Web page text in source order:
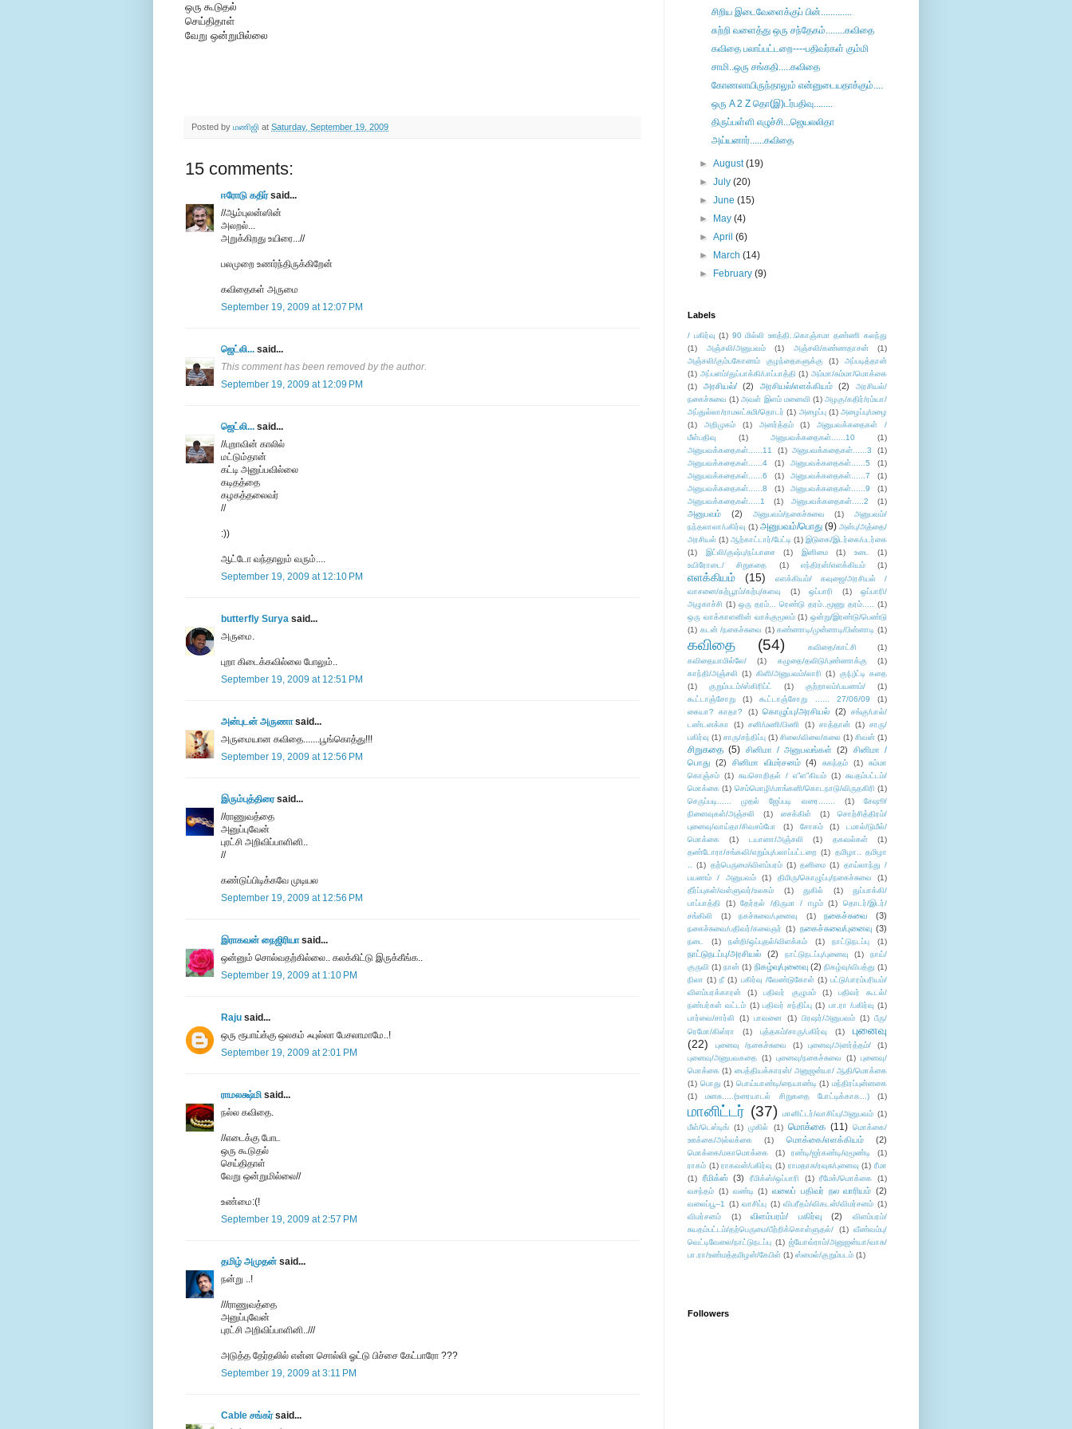
ஒரு கூடுதல்
செய்திதாள்
வேறு ஒன்றுமில்லை
Posted by மணிஜி at Saturday, September 19, 2009
15 comments:
ஈரோடு கதிர்said...
//ஆம்புலன்ஸின்
அலறல்...
அறுக்கிறது உயிரை...//
பலமுறை உணர்ந்திருக்கிறேன்
கவிதைகள் அருமை
September 19, 2009 at 12:07 PM
ஜெட்லி... said...
This comment has been removed by the author.
September 19, 2009 at 12:09 PM
ஜெட்லி... said...
//புறாவின் காலில்
மட்டும்தான்
கட்டி அனுப்பவில்லை
கடிதத்தை
கழகத்தலைவர்
//
:))
ஆட்டோ வந்தாலும் வரும்....
September 19, 2009 at 12:10 PM
butterfly Surya said...
அருமை.
புறா கிடைக்கவில்லை போலும்..
September 19, 2009 at 12:51 PM
அன்புடன் அருணாsaid...
அருமையான கவிதை.......பூங்கொத்து!!!
September 19, 2009 at 12:56 PM
இரும்புத்திரைsaid...
//ராணுவத்தை
அனுப்புவேன்
புரட்சி அறிவிப்பாளினி..
//
கண்டுப்பிடிக்கவே முடியல
September 19, 2009 at 12:56 PM
இராகவன் நைஜிரியாsaid...
ஒன்னும் சொல்வதற்கில்லை.. கலக்கிட்டு இருக்கீங்க..
September 19, 2009 at 1:10 PM
Raju said...
ஒரு ரூபாய்க்கு ஒலகம் ஃபுல்லா பேசலாமாமே..!
September 19, 2009 at 2:01 PM
ராமலக்ஷ்மி said...
நல்ல கவிதை.
//எடைக்கு போட
ஒரு கூடுதல்
செய்திதாள்
வேறு ஒன்றுமில்லை//
உண்மை:(!
September 19, 2009 at 2:57 PM
தமிழ் அமுதன் said...
நன்று ..!
///ராணுவத்தை
அனுப்புவேன்
புரட்சி அறிவிப்பாளினி..///
அடுத்த தேர்தலில் என்ன சொல்லி ஓட்டு பிச்சை கேட்பாரோ ???
September 19, 2009 at 3:11 PM
Cable சங்கர்said...
சிறிய இடைவேளைக்குப் பின்.............
சுற்றி வளைத்து ஒரு சந்தேகம்........கவிதை
கவிதை பலாப்பட்டறை----பதிவர்கள் கும்மி
சாமி..ஒரு சங்கதி.....கவிதை
கோணலாயிருந்தாலும் என்னுடையதாக்கும்....
ஒரு A 2 Z தொ(இ)டர்பதிவு........
திருப்பள்ளி எழுச்சி...ஜெயலலிதா
அய்யனார்......கவிதை
►August(19)
►July(20)
►June(15)
►
May(4)
►April(6)
►
March(14)
►
February(9)
Labels
/ பகிர்வு (1) 90 மில்லி ஊத்தி..கொஞ்சமா தண்ணி கலந்து
(1)
அஞ்சலி/அனுபவம் (1) அஞ்சலி/கண்ணதாசன்
(1)
அஞ்சலி/கும்பகோணம் குழந்தைகளுக்கு
(1)
அப்படித்தான்
(1) அப்பளம்/துப்பாக்கி/பாப்பாத்தி (1) அம்மா/சும்மா/மொக்கை
(1)
அரசியல்/ (2) அரசியல்/எளக்கியம் (2)
அரசியல்/
நகைச்சுவை (1) அவள் இளம் மனைவி (1) அழகு/கதிர்/ரம்யா/
அப்துல்லா/ராமலட்சுமி/தொடர் (1) அழைப்பு (1) அழைப்பு/மழை
(1)
அறிமுகம் (1) அனர்த்தம் (1)
அனுபவக்கதைகள் /
மீள்பதிவு
(1) அனுபவக்கதைகள்......10
(1)
அனுபவக்கதைகள்......11
(1) அனுபவக்கதைகள்......3
(1)
அனுபவக்கதைகள்......4
(1) அனுபவக்கதைகள்......5
(1)
அனுபவக்கதைகள்......6
(1) அனுபவக்கதைகள்......7
(1)
அனுபவக்கதைகள்......8
(1) அனுபவக்கதைகள்......9
(1)
அனுபவக்கதைகள்.....1
(1) அனுபவக்கதைகள்.....2 (1)
அனுபவம் (2) அனுபவம்/நகைச்சுவை (1)
அனுபவம்/
நந்தலாலா/பகிர்வு (1) அனுபவம்/பொது (9) அன்பு/அத்தை/
அரசியல் (1) ஆற்காட்டார்/பேட்டி (1) இடுகை/இடர்கை/படர்கை
(1)
இட்லி/குஷ்பு/நப்பாசை (1) இனிமை (1) உடை
(1)
உயிரோடை/ சிறுகதை
(1) எந்திரன்/எளக்கியம் (1)
எளக்கியம் (15)
எளக்கியம்/ கவுஜை/அரசியல் /
வாசனை/கற்பூரம்/கற்பு/களவு
(1) ஒப்பாரி (1)
ஒப்பாரி/
அழுகாச்சி (1) ஒரு தரம்... ரெண்டு தரம்..மூணு தரம்..... (1)
ஒரு வாக்காளனின் வாக்குமூலம் (1) ஒன்று/இரண்டு/பெண்டு
(1) கடன் /நகைச்சுவை (1) கண்ணாடி/முன்னாடி/பின்னாடி (1)
கவிதை (54) கவிதை/காட்சி
(1)
கவிதையாமில்லே/
(1) கழுதை/தவிடு/புண்ணாக்கு
(1)
காந்தி/அஞ்சலி (1) கிளி/அனுபவம்/லாரி (1) கு(பு)ட்டி கதை
(1)
குறும்படம்/ஸ்கிரிப்ட் (1) குற்றாலம்/பயணம்/
(1)
கூட்டாஞ்சோறு
(1) கூட்டாஞ்சோறு ...... 27/06/09
(1)
கையா? காதா?
(1) கொழுப்பு/அரசியல் (2)
சங்கு/பால்/
டண்டனக்கா
(1) சனி/மணி/பிணி (1) சாத்தான் (1) சாரு/
பகிர்வு (1) சாரு/சந்திப்பு (1) சிலை/விலை/கலை (1) சிவன் (1)
சிறுகதை (5) சினிமா / அனுபவங்கள் (2)
சினிமா /
பொது (2) சினிமா விமர்சனம் (4) சுகந்தம் (1)
சும்மா
கொஞ்சம் (1) சுயசொறிதல் / எ”ள”கியம் (1) சுயதம்பட்டம்/
மொக்கை (1) செம்மொழி/மாங்கனி/கொடநாடு/விருதகிரி (1)
செருப்படி...... முதல் ஜேப்படி வரை.......
(1)
சேஷூ/
நினைவுகள்/அஞ்சலி
(1) சைக்கிள் (1)
சொற்சித்திரம்/
புனைவு/வாய்தா/சிவசம்போ
(1) சோகம் (1)
டமால்/டுமீல்/
மொக்கை
(1) டயானா/அஞ்சலி (1) தகவல்கள்
(1)
தண்டோரா/சங்கவி/எறும்பு/பலாப்பட்டறை (1) தமிழா.. தமிழா
.. (1) தற்பெருமை/விளம்பரம் (1) தனிமை (1) தாய்லாந்து /
பயணம் / அனுபவம்
(1) திமிரு/கொழுப்பு/நகைச்சுவை
(1)
தீர்ப்புகள்/வள்ளுவர்/உலகம்
(1) துகில் (1)
துப்பாக்கி/
பாப்பாத்தி
(1) தேர்தல் /திருமா / ஈழம் (1)
தொடர்/இடர்/
சங்கிலி
(1) நகச்சுவை/புனைவு (1) நகைச்சுவை (3)
நகைச்சுவை/பதிவர்/கலைஞர் (1) நகைச்சுவை/புனைவு (3)
நடை (1) நன்றி/ஒப்புதல்/விளக்கம் (1) நாட்டுநடப்பு (1)
நாட்டுநடப்பு/அரசியல் (2) நாட்டுநடப்பு/புனைவு (1)
நாய்/
குருவி (1) நான் (1) நிகழ்வு/புனைவு (2) நிகழ்வு/விபத்து (1)
நிலா (1) நீ (1) பகிர்வு /வேண்டுகோள் (1) பட்டு/பாரம்பரியம்/
விளம்பரக்காரன்
(1) பதிவர் குழுமம் (1)
பதிவர் கூடல்/
நண்பர்கள் வட்டம் (1) பதிவர் சந்திப்பு (1) பா.ரா /பகிர்வு (1)
பார்வை/சார்லி
(1) பாவனை (1) பிரஷர்/அனுபவம் (1) பீரு/
ரெமோ/கிஸ்ரா
(1) புத்தகம்/சாரு/பகிர்வு (1)
புனைவு
(22)
புனைவு /நகைச்சுவை (1) புனைவு/அனர்த்தம்/
(1)
புனைவு/அனுபவகதை (1) புனைவு/நகைச்சுவை (1) புனைவு/
மொக்கை (1) பைத்தியக்காரன்/ அனுஜன்யா/ ஆதி/மொக்கை
(1) பொது (1) பொய்யாண்டி/நையாண்டி (1) மந்திரப்புன்னகை
(1)
மனசு.....(உரையாடல் சிறுகதை போட்டிக்காக...) (1)
மானிட்டர் (37) மானிட்டர்/வாசிப்பு/அனுபவம் (1)
மீள்/டெஸ்டிங் (1) முகில் (1) மொக்கை (11) மொக்கை/
ஊக்கை/அல்லக்கை
(1) மொக்கை/எளக்கியம் (2)
மொக்கை/மகாமொக்கை (1) ரண்டி/ஜர்கண்டி/ஏமூண்டி
(1)
ராகம் (1) ராகவன்/பகிர்வு (1) ராமதாசு/ரவுசு/புனைவு (1) ரீமா
(1)
ரீமிக்ஸ் (3) ரீமிக்ஸ்/ஒப்பாரி (1) ரீமேக்/மொக்கை
(1)
வசந்தம் (1) வண்டி (1) வலைப் பதிவர் நல வாரியம் (2)
வலைப்பூ--1 (1) வாசிப்பு (1) விபரீதம்/விகடன்/விமர்சனம் (1)
விமர்சனம்
(1) விளம்பரம்/ பகிர்வு (2)
விளம்பரம்/
சுயதம்பட்டம்/தற்பெருமை/பீற்றிக்கொள்ளுதல்/
(1) வீண்வம்பு/
வெட்டிவேலை/நாட்டுநடப்பு (1) ஜ்யோவ்ராம்/அனுஜன்யா/வாசு/
பா.ரா/உண்மத்தமிழன்/கேபிள் (1) ஸ்மைல்/குறும்படம் (1)
Followers